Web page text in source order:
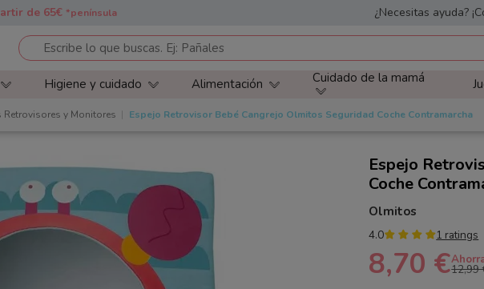
de 65€*península ¿Necesitas ayuda?
Higiene y cuidado Alimentación Cuidado de la mamá
Retrovisores y Monitores Espejo Retrovisor Bebé Cangrejo Olmitos Seguridad Coche Contramarcha
Espejo
Coche
Olmitos
4.0 1 ratings
8,70 €12,99